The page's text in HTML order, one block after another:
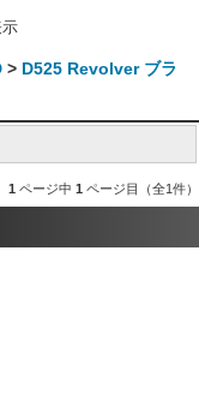
> D525 Revolver ブラ
1 ページ中 1 ページ目（全1件）